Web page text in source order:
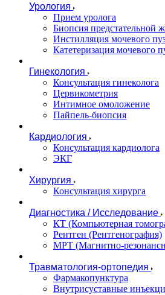
Урология
Прием уролога
Биопсия предстательной
Инстилляция мочевого
Катетеризация мочевого
Гинекология
Консультация гинеколога
Цервикометрия
Интимное омоложение
Пайпель-биопсия
Кардиология
Консультация кардиолога
ЭКГ
Хирургия
Консультация хирурга
Диагностика / Исследование
КТ (Компьютерная
Рентген (Рентгенография)
МРТ (Магнитно-
Травматология-ортопедия
Фармакопунктура
Внутрисуставные